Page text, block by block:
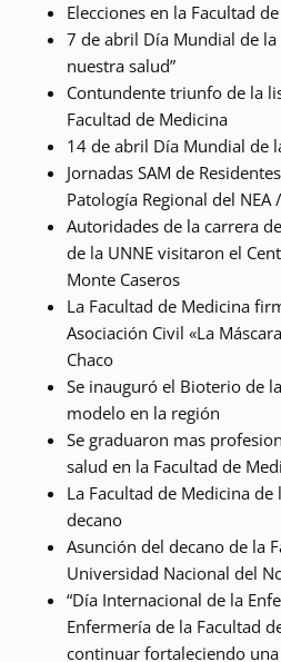
Elecciones en la Facultad
7 de abril Día Mundial de la
nuestra salud”
Contundente triunfo de la
Facultad de Medicina
14 de abril Día Mundial de
Jornadas SAM de
Patología Regional del NEA
Autoridades de la carrera
de la UNNE visitaron el
Monte Caseros
La Facultad de Medicina
Asociación Civil «La
Chaco
Se inauguró el Bioterio de
modelo en la región
Se graduaron mas
salud en la Facultad de
La Facultad de Medicina
decano
Asunción del decano de la
Universidad Nacional del
“Día Internacional de la
Enfermería de la Facultad
continuar fortaleciendo